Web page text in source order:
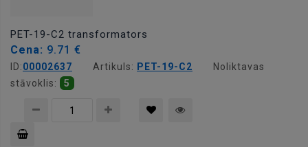
PET-19-C2 transformators
Cena: 9.71 €
ID:00002637 Artikuls: PET-19-C2
Noliktavas
stāvoklis:
5